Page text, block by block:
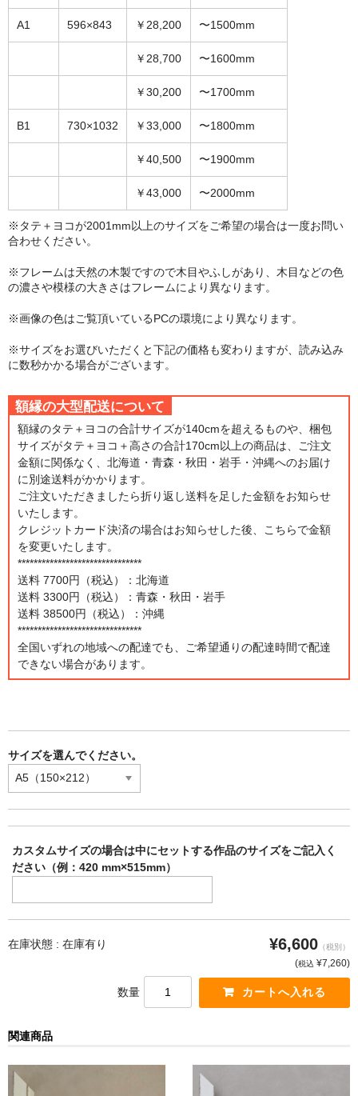
A1 596×843 ￥28,200 〜1500mm
￥28,700 〜1600mm
￥30,200 〜1700mm
B1 730×1032 ￥33,000 〜1800mm
￥40,500 〜1900mm
￥43,000 〜2000mm
※タテ＋ヨコが2001mm以上のサイズをご希望の場合は一度お問い
合わせください。
※フレームは天然の木製ですので木目やふしがあり、木目などの色
の濃さや模様の大きさはフレームにより異なります。
※画像の色はご覧頂いているPCの環境により異なります。
※サイズをお選びいただくと下記の価格も変わりますが、読み込み
に数秒かかる場合がございます。
額縁の大型配送について
額縁のタテ＋ヨコの合計サイズが140cmを超えるものや、梱包
サイズがタテ＋ヨコ＋高さの合計170cm以上の商品は、ご注文
金額に関係なく、北海道・青森・秋田・岩手・沖縄へのお届け
に別途送料がかかります。
ご注文いただきましたら折り返し送料を足した金額をお知らせ
いたします。
クレジットカード決済の場合はお知らせした後、こちらで金額
を変更いたします。
*******************************
送料 7700円（税込）：北海道
送料 3300円（税込）：青森・秋田・岩手
送料 38500円（税込）：沖縄
*******************************
全国いずれの地域への配達でも、ご希望通りの配達時間で配達
できない場合があります。
サイズを選んでください。
カスタムサイズの場合は中にセットする作品のサイズをご記入く
ださい（例：420 mm×515mm）
在庫状態 : 在庫有り ¥6,600 （税別）
(税込 ¥7,260)
数量
関連商品